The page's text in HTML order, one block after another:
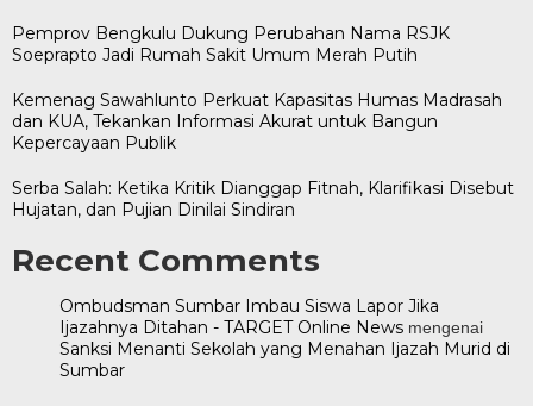
Pemprov Bengkulu Dukung Perubahan Nama RSJK
Soeprapto Jadi Rumah Sakit Umum Merah Putih
Kemenag Sawahlunto Perkuat Kapasitas Humas Madrasah
dan KUA, Tekankan Informasi Akurat untuk Bangun
Kepercayaan Publik
Serba Salah: Ketika Kritik Dianggap Fitnah, Klarifikasi Disebut
Hujatan, dan Pujian Dinilai Sindiran
Recent Comments
Ombudsman Sumbar Imbau Siswa Lapor Jika
Ijazahnya Ditahan - TARGET Online News mengenai
Sanksi Menanti Sekolah yang Menahan Ijazah Murid di
Sumbar